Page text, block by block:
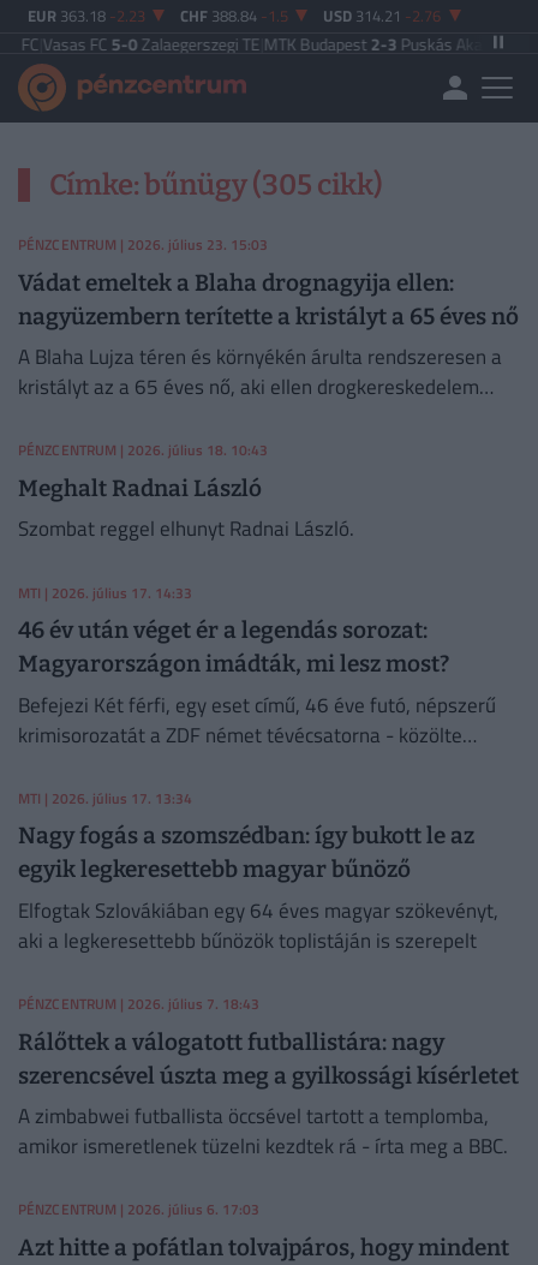
EUR 363.18 -2.23 CHF 388.84 -1.5 USD 314.21 -2.76
|Vasas FC5-0Zalaegerszegi TE|MTK Budapest2-3Puskás Akadémia
Címke: bűnügy (305 cikk)
PÉNZCENTRUM | 2026. július 23. 15:03
Vádat emeltek a Blaha drognagyija ellen:
nagyüzembern terítette a kristályt a 65 éves nő
A Blaha Lujza téren és környékén árulta rendszeresen a
kristályt az a 65 éves nő, aki ellen drogkereskedelem
PÉNZCENTRUM | 2026. július 18. 10:43
Meghalt Radnai László
Szombat reggel elhunyt Radnai László.
MTI | 2026. július 17. 14:33
46 év után véget ér a legendás sorozat:
Magyarországon imádták, mi lesz most?
Befejezi Két férfi, egy eset című, 46 éve futó, népszerű
krimisorozatát a ZDF német tévécsatorna - közölte
MTI | 2026. július 17. 13:34
Nagy fogás a szomszédban: így bukott le az
egyik legkeresettebb magyar bűnöző
Elfogtak Szlovákiában egy 64 éves magyar szökevényt,
aki a legkeresettebb bűnözök toplistáján is szerepelt
PÉNZCENTRUM | 2026. július 7. 18:43
Rálőttek a válogatott futballistára: nagy
szerencsével úszta meg a gyilkossági kísérletet
A zimbabwei futballista öccsével tartott a templomba,
amikor ismeretlenek tüzelni kezdtek rá - írta meg a BBC.
PÉNZCENTRUM | 2026. július 6. 17:03
Azt hitte a pofátlan tolvajpáros, hogy mindent